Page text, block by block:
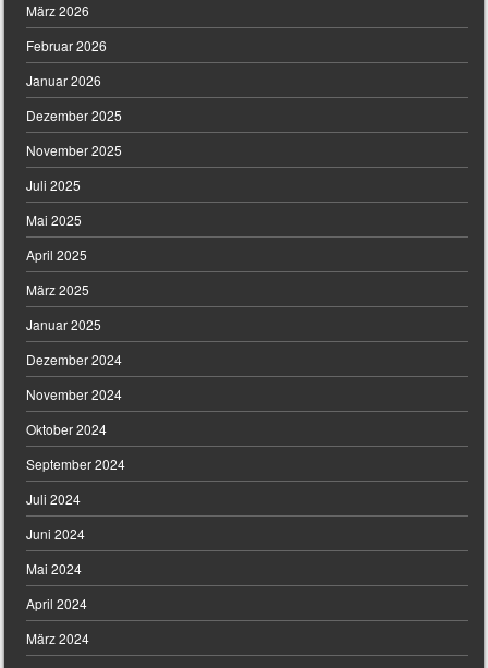
März 2026
Februar 2026
Januar 2026
Dezember 2025
November 2025
Juli 2025
Mai 2025
April 2025
März 2025
Januar 2025
Dezember 2024
November 2024
Oktober 2024
September 2024
Juli 2024
Juni 2024
Mai 2024
April 2024
März 2024